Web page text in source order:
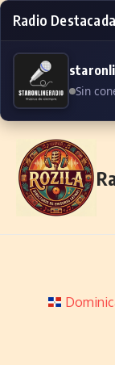
Radio
Sin
Skip to content